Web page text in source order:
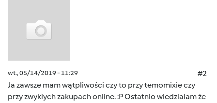
wt., 05/14/2019 - 11:29
#2
Ja zawsze mam wątpliwości czy to przy temomixie czy
przy zwyklych zakupach online. :P Ostatnio wiedzialam że